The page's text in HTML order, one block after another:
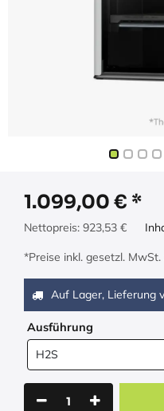
1.099,00 €
Nettopreis: 923,53 €
*Preise inkl. gesetzl.
Auf Lager, Lieferung
Ausführung